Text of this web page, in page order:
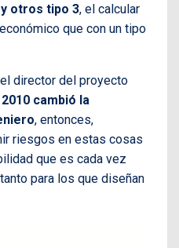
otros tipo 3, el calcular
que con un tipo
director del proyecto
cambió la
, entonces,
riesgos en estas cosas
que es cada vez
para los que diseñan